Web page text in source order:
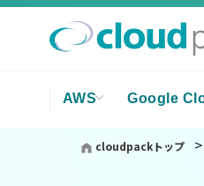
AWS Google
cloudpackトップ